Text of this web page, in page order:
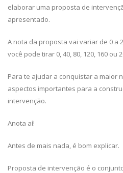
elaborar uma proposta de
apresentado.
A nota da proposta vai variar de 0 a
você pode tirar 0, 40, 80, 120, 160 ou
Para te ajudar a conquistar a maior
aspectos importantes para a
intervenção.
Anota aí!
Antes de mais nada, é bom explicar.
Proposta de intervenção é o